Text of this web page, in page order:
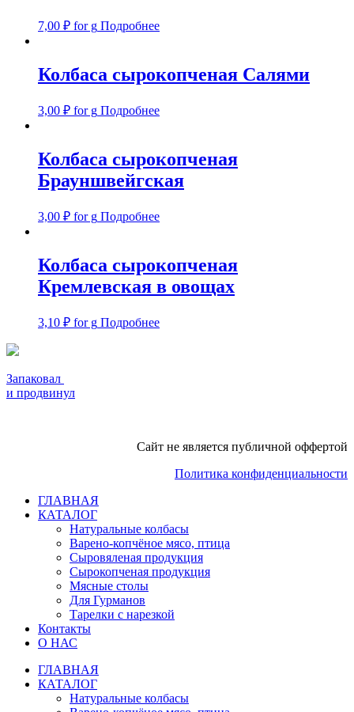
7,00 ₽ for g Подробнее
Колбаса сырокопченая Салями
3,00 ₽ for g Подробнее
Колбаса сырокопченая
Брауншвейгская
3,00 ₽ for g Подробнее
Колбаса сырокопченая
Кремлевская в овощах
3,10 ₽ for g Подробнее
Запаковал
и продвинул
Сайт не является публичной оффертой
Политика конфиденциальности
ГЛАВНАЯ
КАТАЛОГ
Натуральные колбасы
Варено-копчёное мясо, птица
Сыровяленая продукция
Сырокопченая продукция
Мясные столы
Для Гурманов
Тарелки с нарезкой
Контакты
О НАС
ГЛАВНАЯ
КАТАЛОГ
Натуральные колбасы